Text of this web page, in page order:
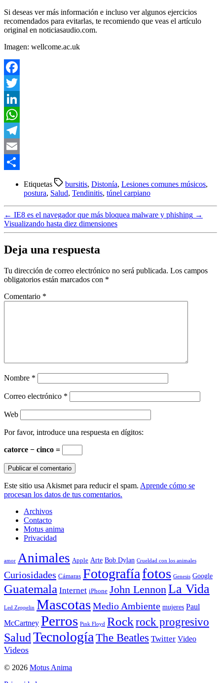
Si deseas ver más información e incluso ver algunos ejercicios
recomendados para evitarlas, te recomiendo que veas el artículo
original en noticiasaudio.com.
Imagen: wellcome.ac.uk
Facebook
Twitter
LinkedIn
WhatsApp
Telegram
Email
Etiquetas bursitis, Distonía, Lesiones comunes músicos,
postura, Salud, Tendinitis, túnel carpiano
← IE8 es el navegador que más bloquea malware y phishing →
Visualizando hasta diez dimensiones
Deja una respuesta
Tu dirección de correo electrónico no será publicada. Los campos
obligatorios están marcados con *
Comentario *
Nombre *
Correo electrónico *
Web
Por favor, introduce una respuesta en dígitos:
catorce − cinco =
Este sitio usa Akismet para reducir el spam. Aprende cómo se
procesan los datos de tus comentarios.
Archivos
Contacto
Motus anima
Privacidad
amor Animales Apple Arte Bob Dylan Crueldad con los animales
Curiosidades Cámaras Fotografíafotos Genesis Google
Guatemala Internet iPhone John Lennon La Vida
Led Zeppelin MascotasMedio Ambiente mujeres Paul
McCartney Perros Pink Floyd Rock rock progresivo
SaludTecnología The Beatles Twitter Video
Videos
© 2026 Motus Anima